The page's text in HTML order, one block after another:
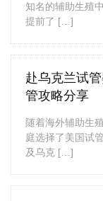
知名的辅助生殖
提前了 […]
赴乌克兰试
管攻略分享
随着海外辅助生
庭选择了美国试
及乌克 […]